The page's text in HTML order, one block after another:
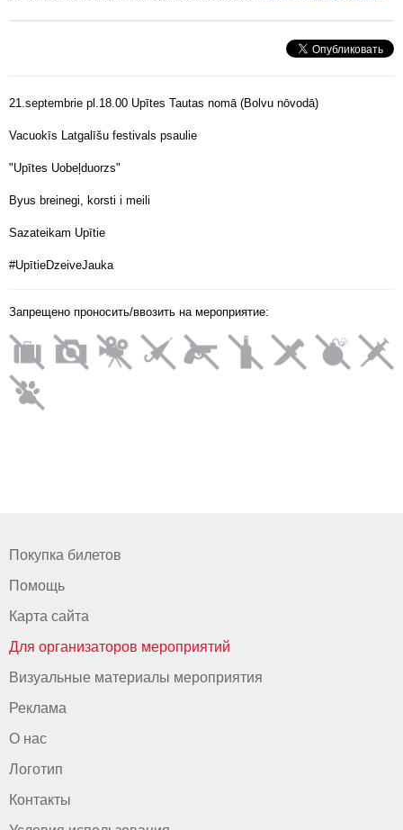
21.septembrie pl.18.00 Upītes Tautas nomā (Bolvu nōvodā)
Vacuokīs Latgalīšu festivals psaulie
"Upītes Uobeļduorzs"
Byus breinegi, korsti i meili
Sazateikam Upītie
#UpītieDzeiveJauka
Запрещено проносить/ввозить на мероприятие:
Покупка билетов
Помощь
Карта сайта
Для организаторов мероприятий
Визуальные материалы мероприятия
Реклама
О нас
Логотип
Контакты